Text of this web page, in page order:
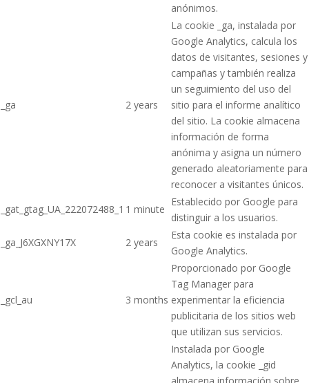
anónimos.
_ga 2 years
La cookie _ga, instalada por
Google Analytics, calcula los
datos de visitantes, sesiones y
campañas y también realiza
un seguimiento del uso del
sitio para el informe analítico
del sitio. La cookie almacena
información de forma
anónima y asigna un número
generado aleatoriamente para
reconocer a visitantes únicos.
_gat_gtag_UA_222072488_1 1 minute
Establecido por Google para
distinguir a los usuarios.
_ga_J6XGXNY17X
2 years
Esta cookie es instalada por
Google Analytics.
_gcl_au 3 months
Proporcionado por Google
Tag Manager para
experimentar la eficiencia
publicitaria de los sitios web
que utilizan sus servicios.
Instalada por Google
Analytics, la cookie _gid